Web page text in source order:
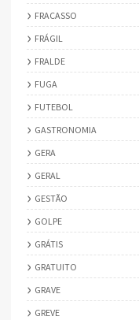
FRACASSO
FRÁGIL
FRALDE
FUGA
FUTEBOL
GASTRONOMIA
GERA
GERAL
GESTÃO
GOLPE
GRÁTIS
GRATUITO
GRAVE
GREVE